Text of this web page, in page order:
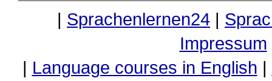
| Sprachenlernen24 |
Impressum
| Language courses in English |